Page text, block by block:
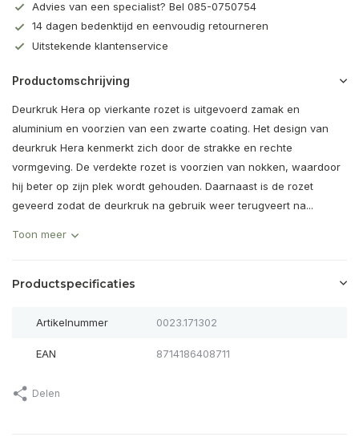
Advies van een specialist? Bel 085-0750754
14 dagen bedenktijd en eenvoudig retourneren
Uitstekende klantenservice
Productomschrijving
Deurkruk Hera op vierkante rozet is uitgevoerd zamak en
aluminium en voorzien van een zwarte coating. Het design van
deurkruk Hera kenmerkt zich door de strakke en rechte
vormgeving. De verdekte rozet is voorzien van nokken, waardoor
hij beter op zijn plek wordt gehouden. Daarnaast is de rozet
geveerd zodat de deurkruk na gebruik weer terugveert na...
Toon meer
Productspecificaties
Artikelnummer 0023.171302
EAN 8714186408711
Delen